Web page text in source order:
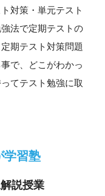
対策・単元テスト
法で定期テストの
期テスト対策問題
で、どこがわかっ
てテスト勉強に取
学習塾
説授業